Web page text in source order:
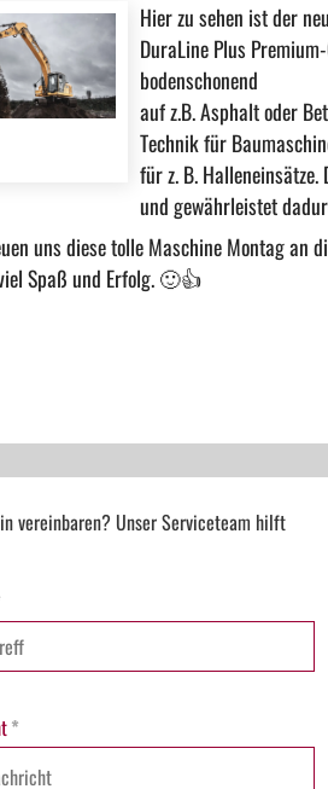
Hier zu sehen ist der
DuraLine Plus
bodenschonend
auf z.B. Asphalt oder
Technik für
für z. B.
und gewährleistet
uns diese tolle Maschine Montag an
Spaß und Erfolg.🙂👍
vereinbaren? Unser Serviceteam hilft
*